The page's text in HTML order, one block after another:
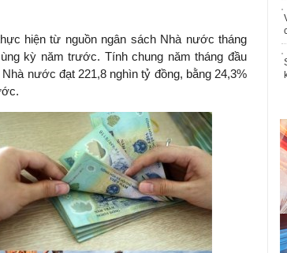
hiện từ nguồn ngân sách Nhà nước tháng
kỳ năm trước. Tính chung năm tháng đầu
nước đạt 221,8 nghìn tỷ đồng, bằng 24,3%